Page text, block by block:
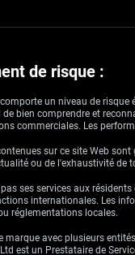
de risque :
un niveau de
bien comprendre et
commerciales. Les
sur ce site Web
ou de l'exhaustivité de
ses services aux
internationales. Les
réglementations locales.
marque avec plusieurs
est un Prestataire de